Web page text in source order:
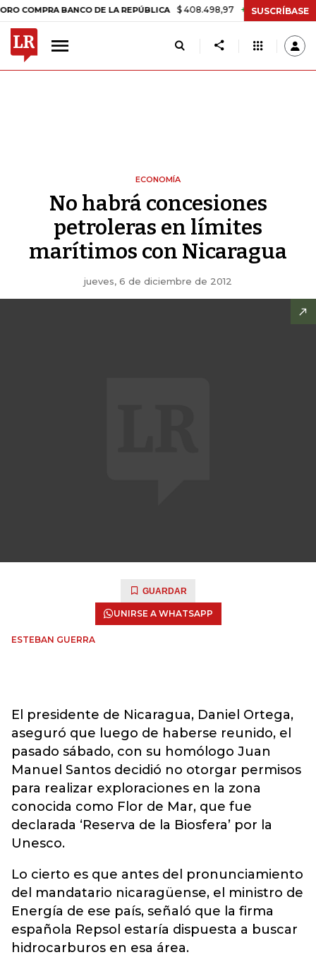
BANCO DE LA REPÚBLICA $ 408.498,97 +$ 8.753,81 +2,19%
SUSCRÍBASE
ECONOMÍA
No habrá concesiones
petroleras en límites
marítimos con Nicaragua
jueves, 6 de diciembre de 2012
GUARDAR
UNIRSE A WHATSAPP
ESTEBAN GUERRA
El presidente de Nicaragua, Daniel Ortega,
aseguró que luego de haberse reunido, el
pasado sábado, con su homólogo Juan
Manuel Santos decidió no otorgar permisos
para realizar exploraciones en la zona
conocida como Flor de Mar, que fue
declarada ‘Reserva de la Biosfera’ por la
Unesco.
Lo cierto es que antes del pronunciamiento
del mandatario nicaragüense, el ministro de
Energía de ese país, señaló que la firma
española Repsol estaría dispuesta a buscar
hidrocarburos en esa área.